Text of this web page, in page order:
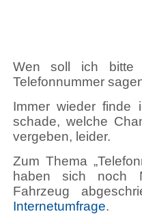
Wen soll ich bitte
Telefonnummer
Immer wieder finde
schade, welche
vergeben, leider.
Zum Thema
haben sich noch
Fahrzeug
Internetumfrage.